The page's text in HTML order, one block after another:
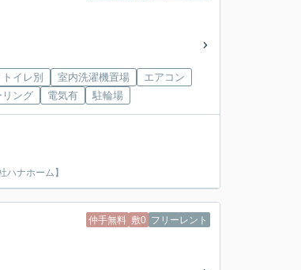
イレ別 室内洗濯機置場
エアコン
リング
電気有 駐輪場
ハナホーム】
仲手無料 敷0 フリーレント